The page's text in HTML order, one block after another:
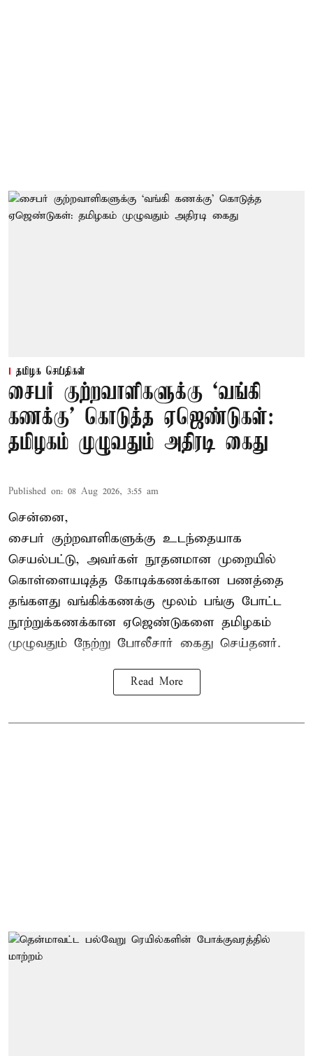
தமிழக செய்திகள்
சைபர் குற்றவாளிகளுக்கு ‘வங்கி
கணக்கு’ கொடுத்த ஏஜெண்டுகள்:
தமிழகம் முழுவதும் அதிரடி கைது
Published on: 08 Aug 2026, 3:55 am
சென்னை,
சைபர் குற்றவாளிகளுக்கு உடந்தையாக
செயல்பட்டு, அவர்கள் நூதனமான முறையில்
கொள்ளையடித்த கோடிக்கணக்கான பணத்தை
தங்களது வங்கிக்கணக்கு மூலம் பங்கு போட்ட
நூற்றுக்கணக்கான ஏஜெண்டுகளை தமிழகம்
முழுவதும் நேற்று போலீசார் கைது செய்தனர்.
Read More